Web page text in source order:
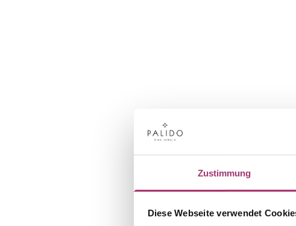
Zustimmung
Diese Webseite verwendet